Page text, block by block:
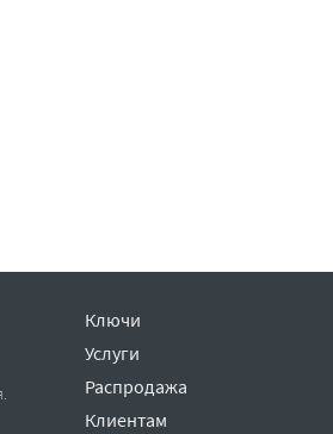
Ключи
Услуги
Распродажа
Клиентам